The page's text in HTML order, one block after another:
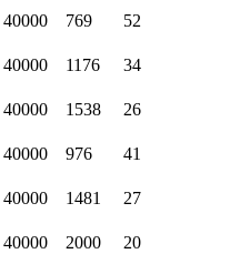
40000 769
52
40000 1176
34
40000 1538
26
40000 976
41
40000 1481
27
40000 2000
20